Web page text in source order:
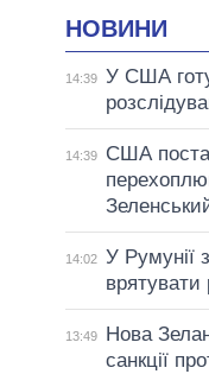
НОВИНИ
14:39 У США
14:39
США
14:02 У Румунії
13:49
Нова
санкції